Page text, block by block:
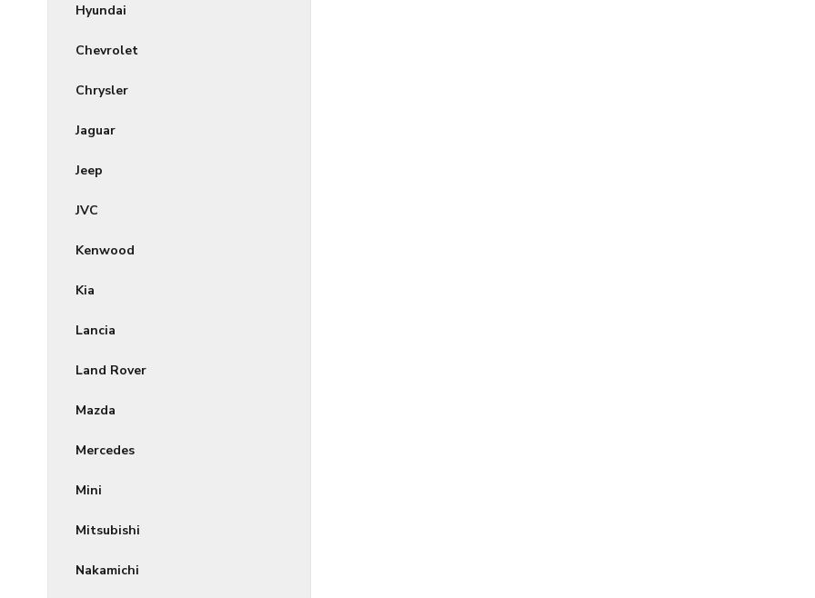
Hyundai
Chevrolet
Chrysler
Jaguar
Jeep
JVC
Kenwood
Kia
Lancia
Land Rover
Mazda
Mercedes
Mini
Mitsubishi
Nakamichi